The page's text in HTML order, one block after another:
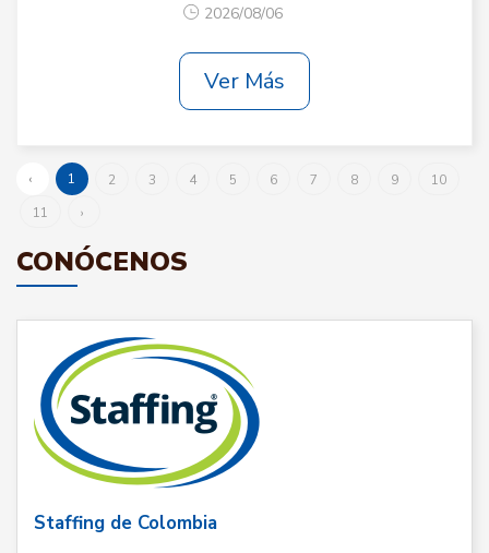
2026/08/06
Ver Más
‹ 1 2 3 4 5 6 7 8 9
10
11
›
CONÓCENOS
Staffing de Colombia